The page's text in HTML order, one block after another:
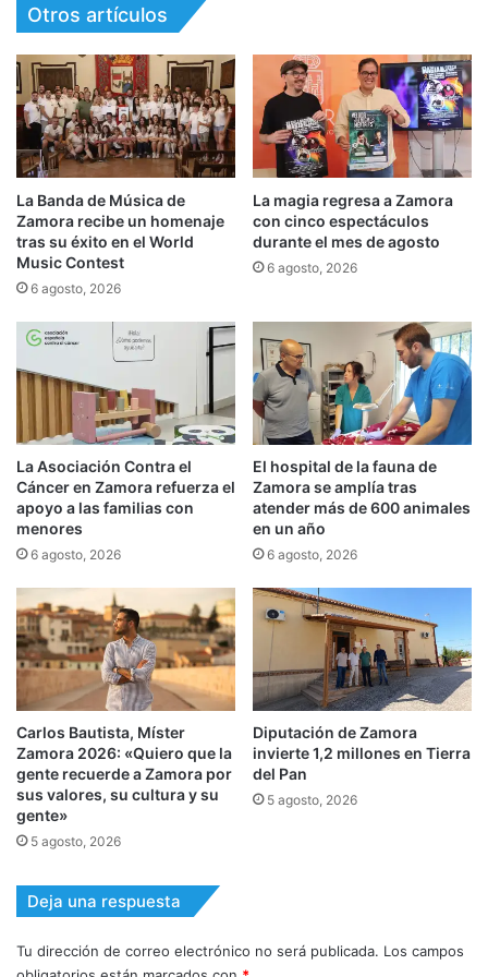
Otros artículos
La Banda de Música de
Zamora recibe un homenaje
tras su éxito en el World
Music Contest
6 agosto, 2026
La magia regresa a Zamora
con cinco espectáculos
durante el mes de agosto
6 agosto, 2026
La Asociación Contra el
Cáncer en Zamora refuerza el
apoyo a las familias con
menores
6 agosto, 2026
El hospital de la fauna de
Zamora se amplía tras
atender más de 600 animales
en un año
6 agosto, 2026
Carlos Bautista, Míster
Zamora 2026: «Quiero que la
gente recuerde a Zamora por
sus valores, su cultura y su
gente»
5 agosto, 2026
Diputación de Zamora
invierte 1,2 millones en Tierra
del Pan
5 agosto, 2026
Deja una respuesta
Tu dirección de correo electrónico no será publicada. Los campos